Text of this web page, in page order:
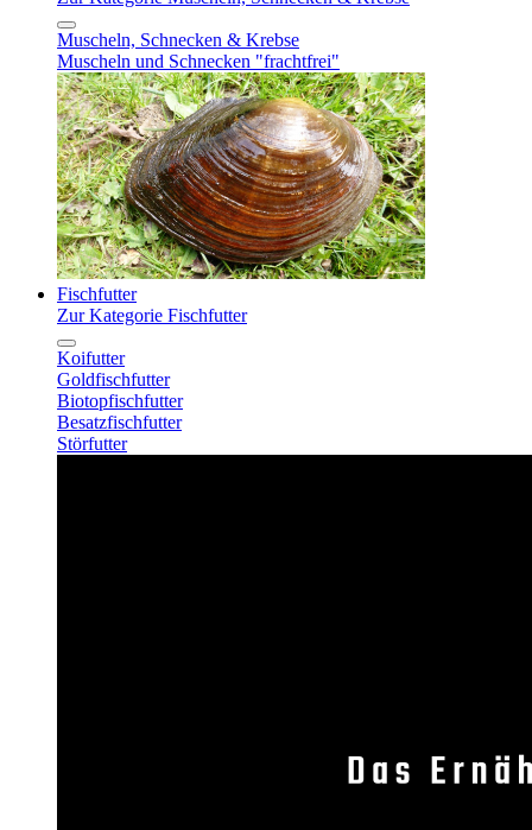
Muscheln, Schnecken & Krebse
Muscheln und Schnecken "frachtfrei"
Fischfutter
Zur Kategorie Fischfutter
Koifutter
Goldfischfutter
Biotopfischfutter
Besatzfischfutter
Störfutter